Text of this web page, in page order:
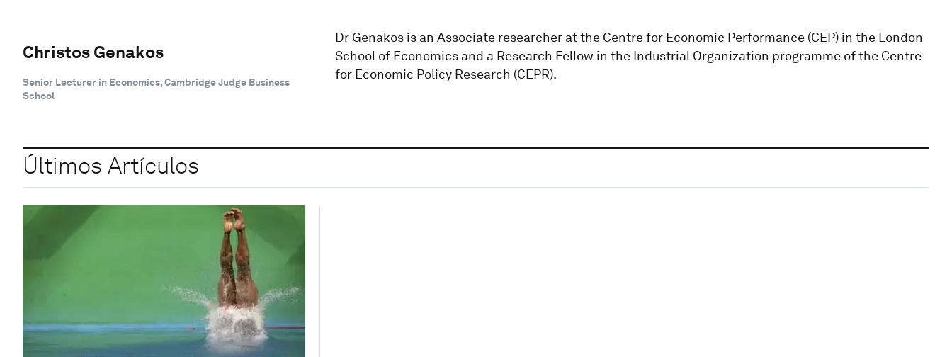
Christos Genakos
Senior Lecturer in Economics, Cambridge Judge Business
School
Dr Genakos is an Associate researcher at the Centre for Economic Performance (CEP) in the London
School of Economics and a Research Fellow in the Industrial Organization programme of the Centre
for Economic Policy Research (CEPR).
Últimos Artículos